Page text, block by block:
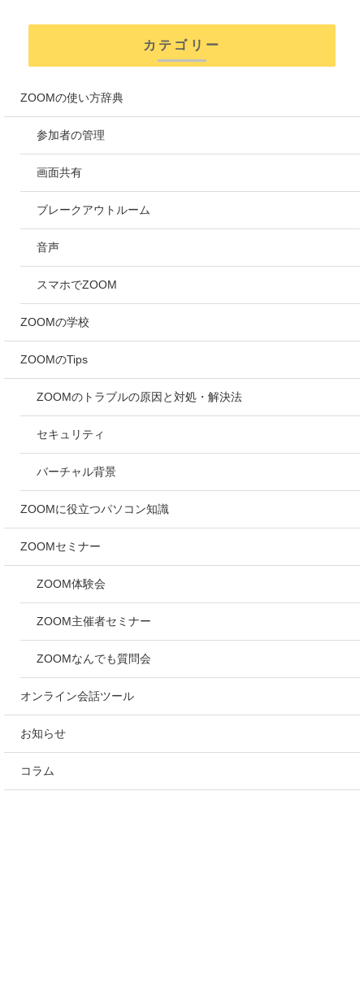
カテゴリー
ZOOMの使い方辞典
参加者の管理
画面共有
ブレークアウトルーム
音声
スマホでZOOM
ZOOMの学校
ZOOMのTips
ZOOMのトラブルの原因と対処・解決法
セキュリティ
バーチャル背景
ZOOMに役立つパソコン知識
ZOOMセミナー
ZOOM体験会
ZOOM主催者セミナー
ZOOMなんでも質問会
オンライン会話ツール
お知らせ
コラム